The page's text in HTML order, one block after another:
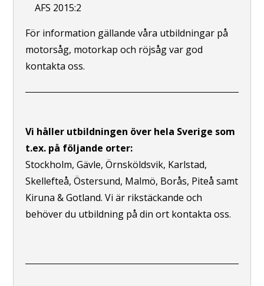
AFS 2015:2
För information gällande våra utbildningar på
motorsåg, motorkap och röjsåg var god
kontakta oss.
Vi håller utbildningen över hela Sverige som
t.ex. på följande orter:
Stockholm, Gävle, Örnsköldsvik, Karlstad,
Skellefteå, Östersund, Malmö, Borås, Piteå samt
Kiruna & Gotland. Vi är rikstäckande och
behöver du utbildning på din ort kontakta oss.